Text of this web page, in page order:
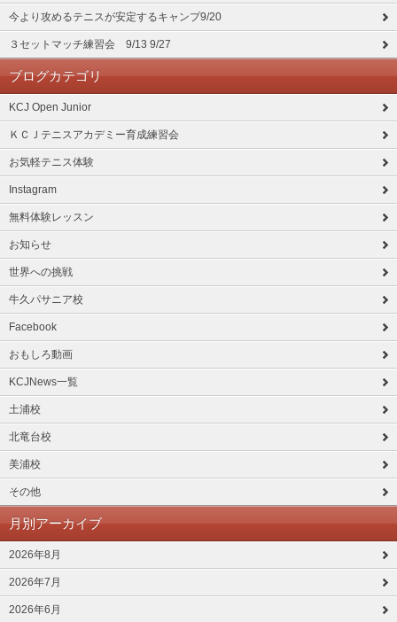
今より攻めるテニスが安定するキャンプ9/20
３セットマッチ練習会 9/13 9/27
ブログカテゴリ
KCJ Open Junior
ＫＣＪテニスアカデミー育成練習会
お気軽テニス体験
Instagram
無料体験レッスン
お知らせ
世界への挑戦
牛久パサニア校
Facebook
おもしろ動画
KCJNews一覧
土浦校
北竜台校
美浦校
その他
月別アーカイブ
2026年8月
2026年7月
2026年6月